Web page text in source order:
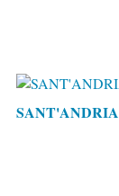
SANT'ANDRIA